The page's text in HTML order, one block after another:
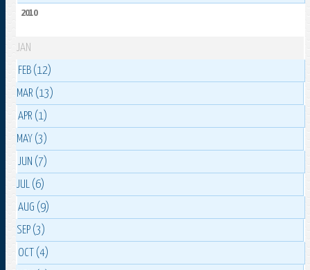
2010
JAN
FEB (12)
MAR (13)
APR (1)
MAY (3)
JUN (7)
JUL (6)
AUG (9)
SEP (3)
OCT (4)